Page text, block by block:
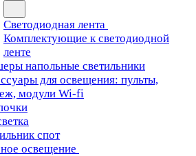
Светодиодная лента
Комплектующие к светодиодной
ленте
напольные светильники
для освещения: пульты,
модули Wi-fi
спот
освещение